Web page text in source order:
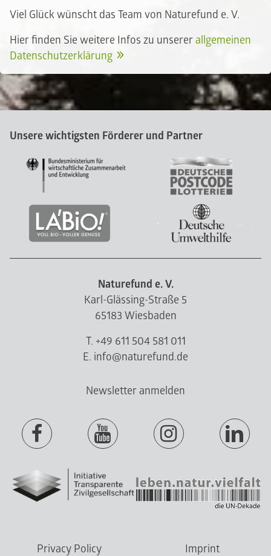
Viel Glück wünscht das Team von Naturefund e. V.
Hier finden Sie weitere Infos zu unsererallgemeinen
Datenschutzerklärung
Unsere wichtigsten Förderer und Partner
Naturefund e. V.
Karl-Glässing-Straße 5
65183 Wiesbaden
T. +49 611 504 581 011
E. info@naturefund.de
Newsletter anmelden
Privacy Policy Imprint